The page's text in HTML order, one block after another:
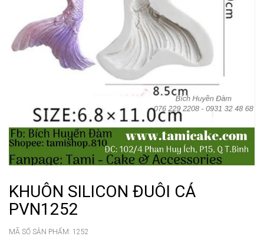
KHUÔN SILICON ĐUÔI CÁ
PVN1252
MÃ SỐ SẢN PHẨM: 1252